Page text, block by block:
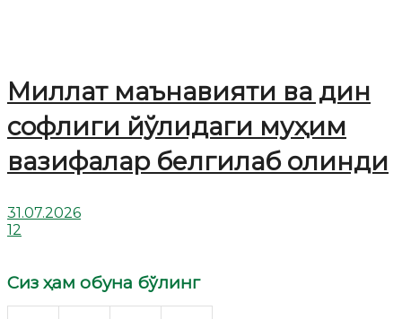
Миллат маънавияти ва дин
софлиги йўлидаги муҳим
вазифалар белгилаб олинди
31.07.2026
12
Сиз ҳам обуна бўлинг